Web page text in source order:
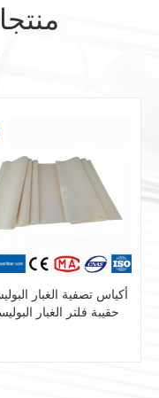
مزج بوليستر الاستاتيكيه
تصفية أنظمة جمع